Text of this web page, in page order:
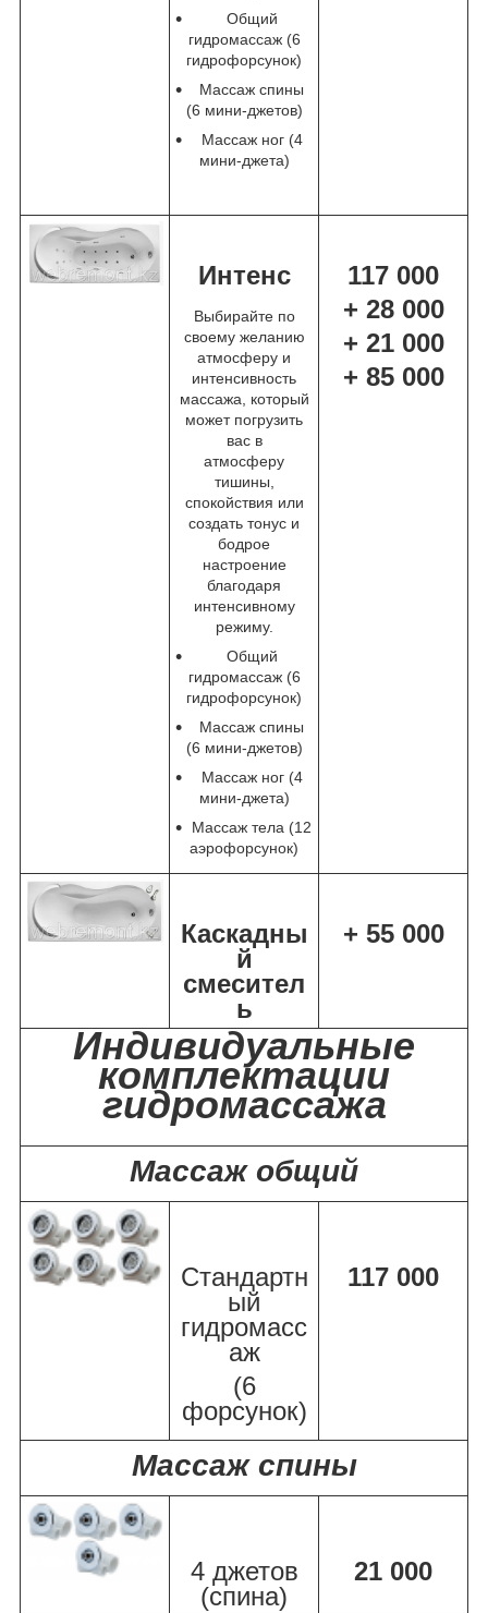
Общий
гидромассаж (6
гидрофорсунок)
Массаж спины
(6 мини-джетов)
Массаж ног (4
мини-джета)
Интенс
Выбирайте по
своему желанию
атмосферу и
интенсивность
массажа, который
может погрузить
вас в
атмосферу
тишины,
спокойствия или
создать тонус и
бодрое
настроение
благодаря
интенсивному
режиму.
Общий
гидромассаж (6
гидрофорсунок)
Массаж спины
(6 мини-джетов)
Массаж ног (4
мини-джета)
Массаж тела (12
аэрофорсунок)
117 000
+ 28 000
+ 21 000
+ 85 000
Каскадны
й
смесител
ь
+ 55 000
Индивидуальные
комплектации
гидромассажа
Массаж общий
Стандартн
ый
гидромасс
аж
(6
форсунок)
117 000
Массаж спины
4 джетов
(спина)
21 000